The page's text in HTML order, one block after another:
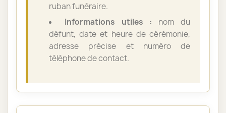
ruban funéraire.
Informations utiles : nom du
défunt, date et heure de cérémonie,
adresse précise et numéro de
téléphone de contact.